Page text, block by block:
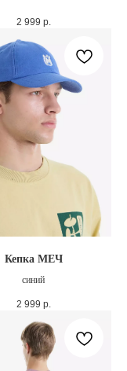
2 999 р.
Кепка МЕЧ
синий
2 999 р.